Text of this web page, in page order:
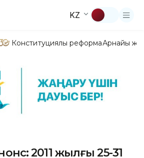
KZ
Конституциялық реформаАрнайы
2011 жылғы 25-31